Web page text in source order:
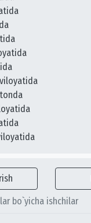
bo`yicha ishchilar